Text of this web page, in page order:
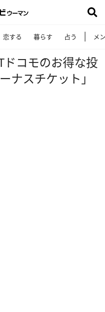
恋する 暮らす 占う メ
ドコモのお得な投
ナスチケット」